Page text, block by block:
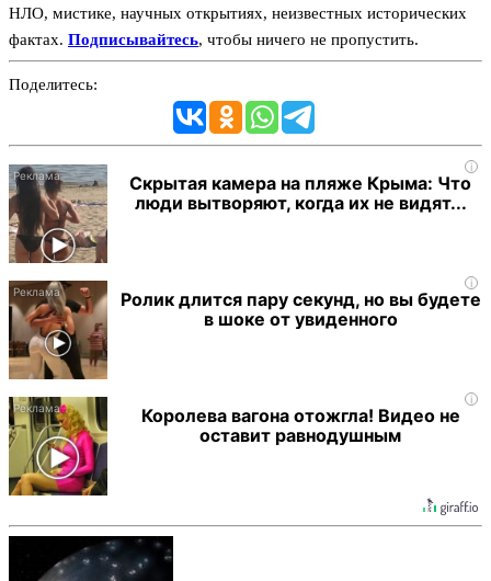
НЛО, мистике, научных открытиях, неизвестных исторических
фактах. Подписывайтесь, чтобы ничего не пропустить.
Поделитесь:
i
Скрытая камера на пляже Крыма: Что
люди вытворяют, когда их не видят...
i
Ролик длится пару секунд, но вы будете
в шоке от увиденного
i
Королева вагона отожгла! Видео не
оставит равнодушным